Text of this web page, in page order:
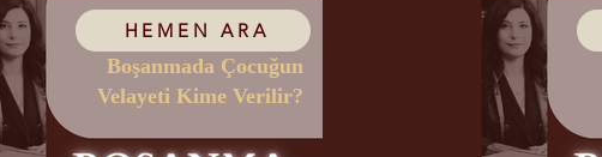
HEMEN ARA
Boşanmada Çocuğun
Velayeti Kime Verilir?